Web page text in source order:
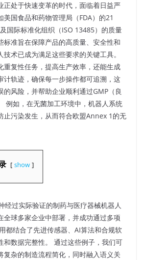
正处于快速变革的时代，面临着日益严
美国食品和药物管理局（FDA）的21
国际标准化组织（ISO 13485）的质量
标准旨在保障产品的高质量、安全性和
术已成为满足这些要求的关键工具。
重复性任务，提高生产效率，还能生成
计轨迹，确保每一步操作都可追溯，这
的风险，并帮助企业顺利通过GMP（良
例如，在无菌加工环境中，机器人系统
止污染发生，从而符合欧盟Annex 1的无
show
经过实际验证的制药与医疗器械机器人
全球多家企业中部署，并成功通过多项
都结合了先进传感器、AI算法和合规软
和数据完整性。 通过这些例子，我们可
复杂的制造流程简化，同时融入语义关